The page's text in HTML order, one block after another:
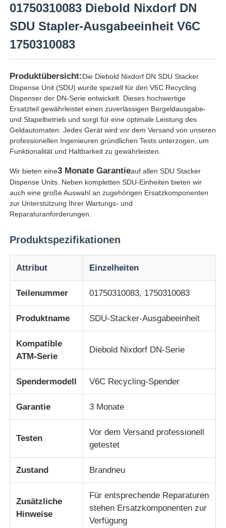
Startseite
Produkte
Videos
Über uns
Qualitätskontrolle
Nachrichten
01750310083 Diebold Nixdorf DN
SDU Stapler-Ausgabeeinheit V6C
1750310083
Produktübersicht:Die Diebold Nixdorf DN SDU Stacker
Dispense Unit (SDU) wurde speziell für den V6C Recycling
Dispenser der DN-Serie entwickelt. Dieses hochwertige
Ersatzteil gewährleistet einen zuverlässigen Bargeldausgabe-
und Stapelbetrieb und sorgt für eine optimale Leistung des
Geldautomaten. Jedes Gerät wird vor dem Versand von unseren
professionellen Ingenieuren gründlichen Tests unterzogen, um
Funktionalität und Haltbarkeit zu gewährleisten.
Wir bieten eine3 Monate Garantieauf allen SDU Stacker
Dispense Units. Neben kompletten SDU-Einheiten bieten wir
auch eine große Auswahl an zugehörigen Ersatzkomponenten
zur Unterstützung Ihrer Wartungs- und
Reparaturanforderungen.
Produktspezifikationen
Attribut Einzelheiten
Teilenummer 01750310083, 1750310083
Produktname SDU-Stacker-Ausgabeeinheit
Kompatible
ATM-Serie
Diebold Nixdorf DN-Serie
Spendermodell V6C Recycling-Spender
Garantie 3 Monate
Testen
Vor dem Versand professionell
getestet
Zustand Brandneu
Zusätzliche
Hinweise
Für entsprechende Reparaturen
stehen Ersatzkomponenten zur
Verfügung